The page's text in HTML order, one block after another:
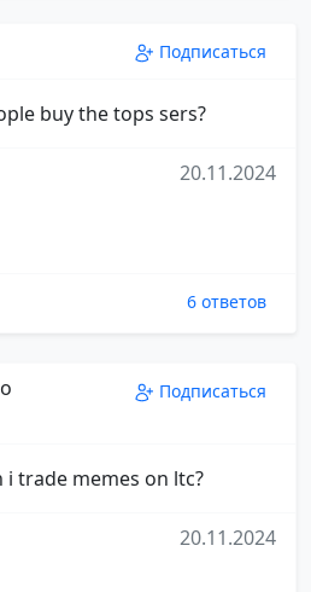
Подписаться
buy the tops sers?
20.11.2024
6 ответов
Подписаться
i trade memes on ltc?
20.11.2024